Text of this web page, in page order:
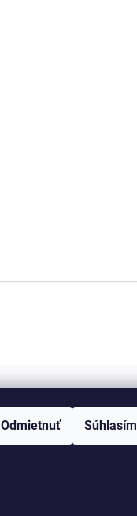
Odmietnuť Súhlasím